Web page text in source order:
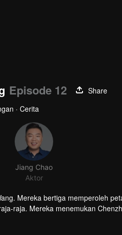
Episode 12
Share
· Cerita
Jiang Chao
Aktor
Mereka bertiga memperoleh
raja. Mereka menemukan
Tiga sekawan yang
petualangan baru.